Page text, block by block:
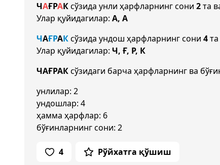
ЧАҒРАКсўзида унли ҳарфларнинг сони 2та
Улар қуйидагилар: А, А
ЧАҒРАКсўзида ундош ҳарфларнинг сони 4
Улар қуйидагилар: Ч, Ғ, Р, К
ЧАҒРАКсўзидаги барча ҳарфларнинг ва
унлилар: 2
ундошлар: 4
ҳамма ҳарфлар: 6
бўғинларнинг сони: 2
4 Рўйхатга қўшиш